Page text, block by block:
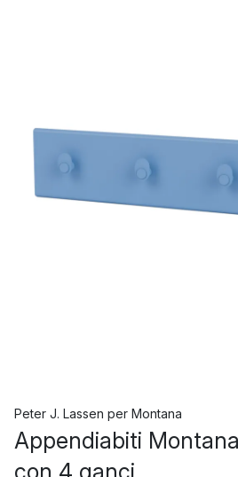
Peter J. Lassen per Montana
Appendiabiti
con 4 ganci